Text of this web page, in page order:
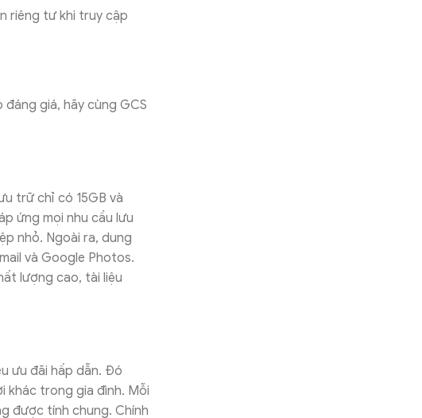
riêng tư khi truy cập
giá, hãy cùng GCS
trữ chỉ có 15GB và
ứng mọi nhu cầu lưu
nhỏ. Ngoài ra, dung
và Google Photos.
lượng cao, tài liệu
ưu đãi hấp dẫn. Đó
khác trong gia đình. Mỗi
được tính chung. Chính